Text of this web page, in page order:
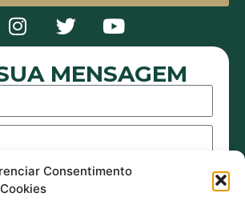
Consentimento
MENSAGEM